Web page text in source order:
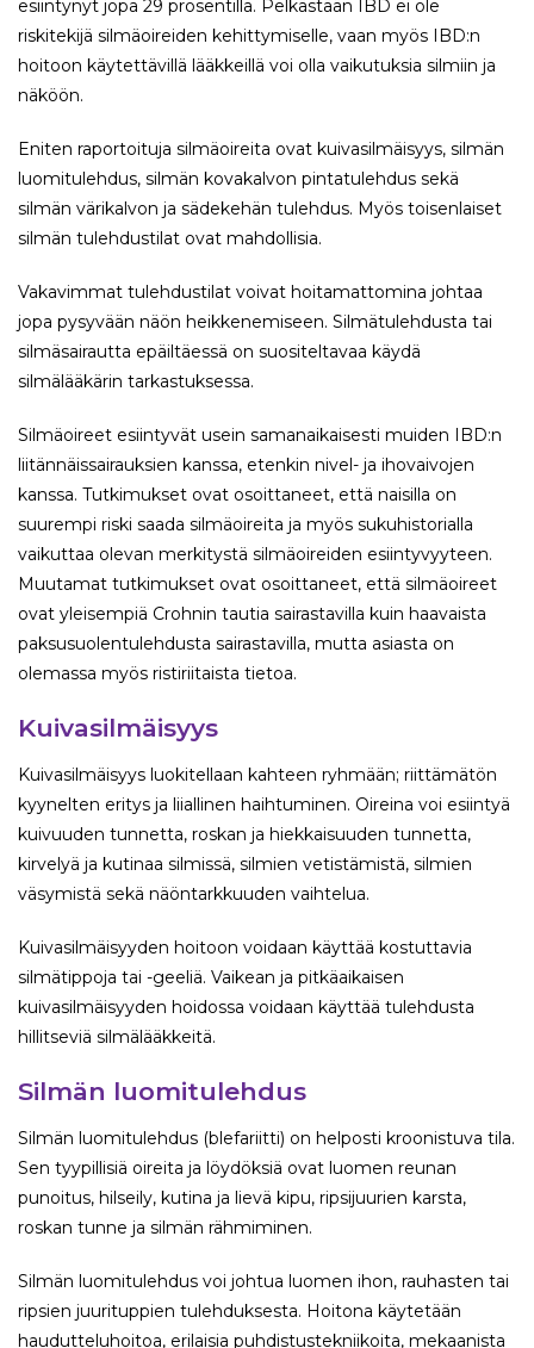
esiintynyt jopa 29 prosentilla. Pelkästään IBD ei ole
riskitekijä silmäoireiden kehittymiselle, vaan myös IBD:n
hoitoon käytettävillä lääkkeillä voi olla vaikutuksia silmiin ja
näköön.
Eniten raportoituja silmäoireita ovat kuivasilmäisyys, silmän
luomitulehdus, silmän kovakalvon pintatulehdus sekä
silmän värikalvon ja sädekehän tulehdus. Myös toisenlaiset
silmän tulehdustilat ovat mahdollisia.
Vakavimmat tulehdustilat voivat hoitamattomina johtaa
jopa pysyvään näön heikkenemiseen. Silmätulehdusta tai
silmäsairautta epäiltäessä on suositeltavaa käydä
silmälääkärin tarkastuksessa.
Silmäoireet esiintyvät usein samanaikaisesti muiden IBD:n
liitännäissairauksien kanssa, etenkin nivel- ja ihovaivojen
kanssa. Tutkimukset ovat osoittaneet, että naisilla on
suurempi riski saada silmäoireita ja myös sukuhistorialla
vaikuttaa olevan merkitystä silmäoireiden esiintyvyyteen.
Muutamat tutkimukset ovat osoittaneet, että silmäoireet
ovat yleisempiä Crohnin tautia sairastavilla kuin haavaista
paksusuolentulehdusta sairastavilla, mutta asiasta on
olemassa myös ristiriitaista tietoa.
Kuivasilmäisyys
Kuivasilmäisyys luokitellaan kahteen ryhmään; riittämätön
kyynelten eritys ja liiallinen haihtuminen. Oireina voi esiintyä
kuivuuden tunnetta, roskan ja hiekkaisuuden tunnetta,
kirvelyä ja kutinaa silmissä, silmien vetistämistä, silmien
väsymistä sekä näöntarkkuuden vaihtelua.
Kuivasilmäisyyden hoitoon voidaan käyttää kostuttavia
silmätippoja tai -geeliä. Vaikean ja pitkäaikaisen
kuivasilmäisyyden hoidossa voidaan käyttää tulehdusta
hillitseviä silmälääkkeitä.
Silmän luomitulehdus
Silmän luomitulehdus (blefariitti) on helposti kroonistuva tila.
Sen tyypillisiä oireita ja löydöksiä ovat luomen reunan
punoitus, hilseily, kutina ja lievä kipu, ripsijuurien karsta,
roskan tunne ja silmän rähmiminen.
Silmän luomitulehdus voi johtua luomen ihon, rauhasten tai
ripsien juurituppien tulehduksesta. Hoitona käytetään
haudutteluhoitoa, erilaisia puhdistustekniikoita, mekaanista